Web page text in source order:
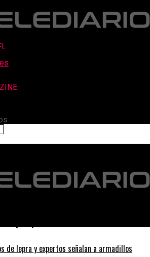
de lepra y expertos señalan a armadillos